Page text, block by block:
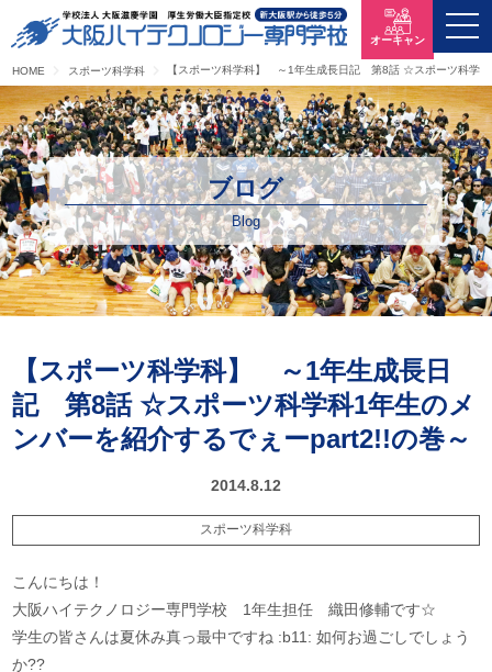
HOME スポーツ科学科 【スポーツ科学科】 ～1年生成長日記 第8話 ☆スポーツ科学
オーキャン
ブログ
Blog
【スポーツ科学科】 ～1年生成長日
記 第8話 ☆スポーツ科学科1年生のメ
ンバーを紹介するでぇーpart2!!の巻～
2014.8.12
スポーツ科学科
こんにちは！
大阪ハイテクノロジー専門学校 1年生担任 織田修輔です☆
学生の皆さんは夏休み真っ最中ですね :b11: 如何お過ごしでしょう
か??